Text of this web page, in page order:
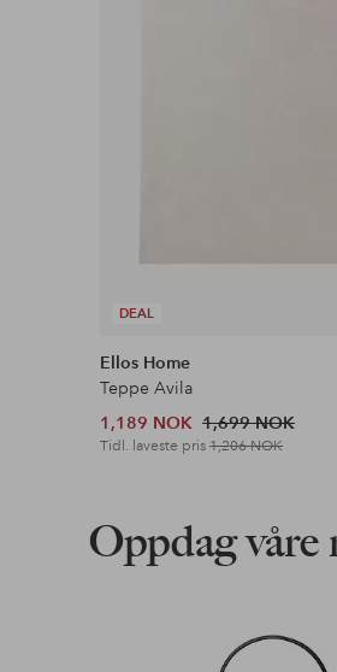
DEAL
Ellos Home
Teppe Avila
1,189 NOK 1,699 NOK
Tidl. laveste pris1,206 NOK
Oppdag våre